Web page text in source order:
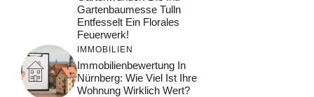
Gartenbaumesse Tulln
Entfesselt Ein Florales
Feuerwerk!
IMMOBILIEN
Immobilienbewertung In
Nürnberg: Wie Viel Ist Ihre
Wohnung Wirklich Wert?